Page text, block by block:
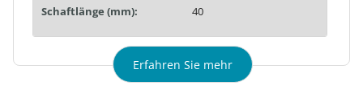
Schaftlänge (mm): 40
Erfahren Sie mehr